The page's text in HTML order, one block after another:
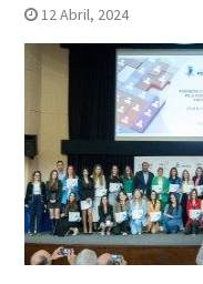
12 Abril, 2024